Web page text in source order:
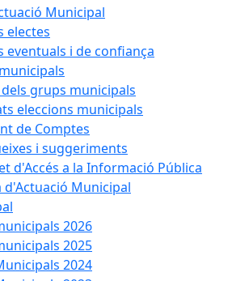
Municipal
electes
eventuals i de confiança
grups municipals
eleccions municipals
de Comptes
i suggeriments
d'Accés a la Informació Pública
d'Actuació Municipal
2026
2025
2024